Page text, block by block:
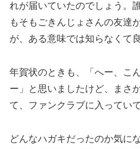
れが届いていたのでしょう。
もそもごきんじょさんの友達
が、ある意味では知らなくて
年賀状のときも、「へー、こ
ー」と思いましたけど、ま
て、ファンクラブに入ってい
どんなハガキだったのか気に